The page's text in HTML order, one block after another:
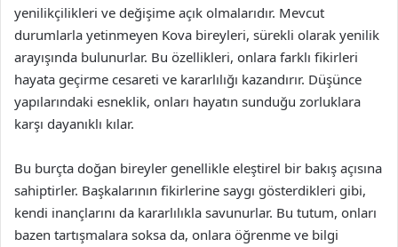
yenilikçilikleri ve değişime açık olmalarıdır. Mevcut
durumlarla yetinmeyen Kova bireyleri, sürekli olarak yenilik
arayışında bulunurlar. Bu özellikleri, onlara farklı fikirleri
hayata geçirme cesareti ve kararlılığı kazandırır. Düşünce
yapılarındaki esneklik, onları hayatın sunduğu zorluklara
karşı dayanıklı kılar.
Bu burçta doğan bireyler genellikle eleştirel bir bakış açısına
sahiptirler. Başkalarının fikirlerine saygı gösterdikleri gibi,
kendi inançlarını da kararlılıkla savunurlar. Bu tutum, onları
bazen tartışmalara soksa da, onlara öğrenme ve bilgi